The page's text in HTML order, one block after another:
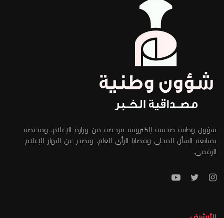
شؤون وطنية صحيفة إلكترونية مرخصة من وزارة الإعلام، ومختصة
بمتابعة الشأن المحلي وقضايا الرأي العام، وتصدر عن النهار للإعلام
الرقمي.